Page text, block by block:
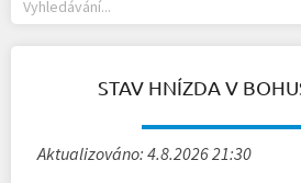
STAV HNÍZDA V
Aktualizováno: 4.8.2026 21:30